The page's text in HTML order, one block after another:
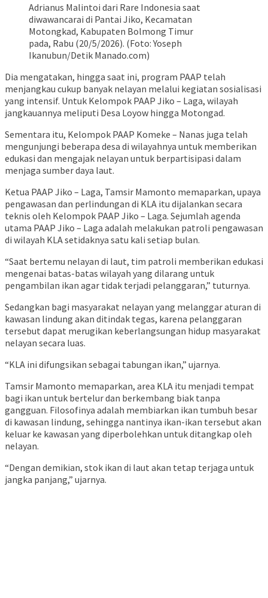
Adrianus Malintoi dari Rare Indonesia saat
diwawancarai di Pantai Jiko, Kecamatan
Motongkad, Kabupaten Bolmong Timur
pada, Rabu (20/5/2026). (Foto: Yoseph
Ikanubun/Detik Manado.com)
Dia mengatakan, hingga saat ini, program PAAP telah
menjangkau cukup banyak nelayan melalui kegiatan sosialisasi
yang intensif. Untuk Kelompok PAAP Jiko – Laga, wilayah
jangkauannya meliputi Desa Loyow hingga Motongad.
Sementara itu, Kelompok PAAP Komeke – Nanas juga telah
mengunjungi beberapa desa di wilayahnya untuk memberikan
edukasi dan mengajak nelayan untuk berpartisipasi dalam
menjaga sumber daya laut.
Ketua PAAP Jiko – Laga, Tamsir Mamonto memaparkan, upaya
pengawasan dan perlindungan di KLA itu dijalankan secara
teknis oleh Kelompok PAAP Jiko – Laga. Sejumlah agenda
utama PAAP Jiko – Laga adalah melakukan patroli pengawasan
di wilayah KLA setidaknya satu kali setiap bulan.
“Saat bertemu nelayan di laut, tim patroli memberikan edukasi
mengenai batas-batas wilayah yang dilarang untuk
pengambilan ikan agar tidak terjadi pelanggaran,” tuturnya.
Sedangkan bagi masyarakat nelayan yang melanggar aturan di
kawasan lindung akan ditindak tegas, karena pelanggaran
tersebut dapat merugikan keberlangsungan hidup masyarakat
nelayan secara luas.
“KLA ini difungsikan sebagai tabungan ikan,” ujarnya.
Tamsir Mamonto memaparkan, area KLA itu menjadi tempat
bagi ikan untuk bertelur dan berkembang biak tanpa
gangguan. Filosofinya adalah membiarkan ikan tumbuh besar
di kawasan lindung, sehingga nantinya ikan-ikan tersebut akan
keluar ke kawasan yang diperbolehkan untuk ditangkap oleh
nelayan.
“Dengan demikian, stok ikan di laut akan tetap terjaga untuk
jangka panjang,” ujarnya.